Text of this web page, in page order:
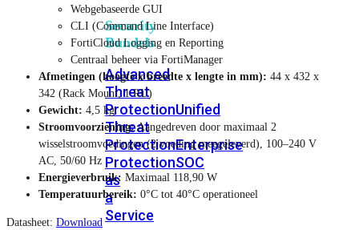
Security
Bundels
Advanced
Threat
ProtectionUnified
Threat
ProtectionEnterprise
ProtectionSOC
as
a
Service
Webgebaseerde GUI
CLI (Command Line Interface)
FortiCloud Logging en Reporting
Centraal beheer via FortiManager
Afmetingen (hoogte x breedte x lengte in mm): 44 x 432 x
342 (Rack Mount, 1 RU)
Gewicht: 4,5 kg
Stroomvoorziening:Aangedreven door maximaal 2
wisselstroomvoedingen (2 voeding meegeleverd), 100–240 V
AC, 50/60 Hz
Energieverbruik: Maximaal 118,90 W
Temperatuurbereik: 0°C tot 40°C operationeel
Datasheet: Download